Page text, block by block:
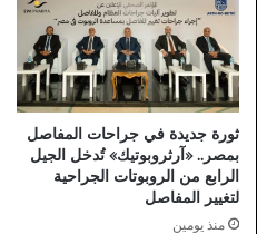
ثورة جديدة في جراحات المفاصل
بمصر.. «آرثروبوتيك» تُدخل الجيل
الرابع من الروبوتات الجراحية
لتغيير المفاصل
منذ يومين